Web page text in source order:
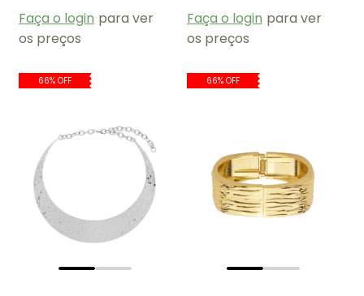
Faça o login para ver
os preços
Faça o login para ver
os preços
66% OFF 66% OFF